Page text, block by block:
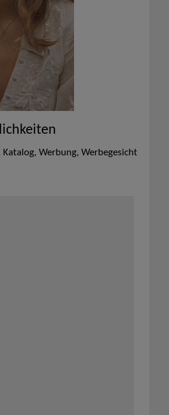
Werbung, Werbegesicht